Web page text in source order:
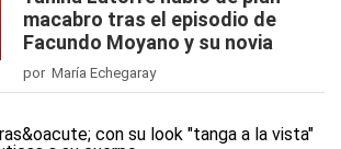
macabro tras el episodio de
Facundo Moyano y su novia
por María Echegaray